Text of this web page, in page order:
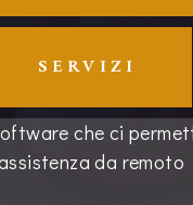
SERVIZI
che ci
da remoto